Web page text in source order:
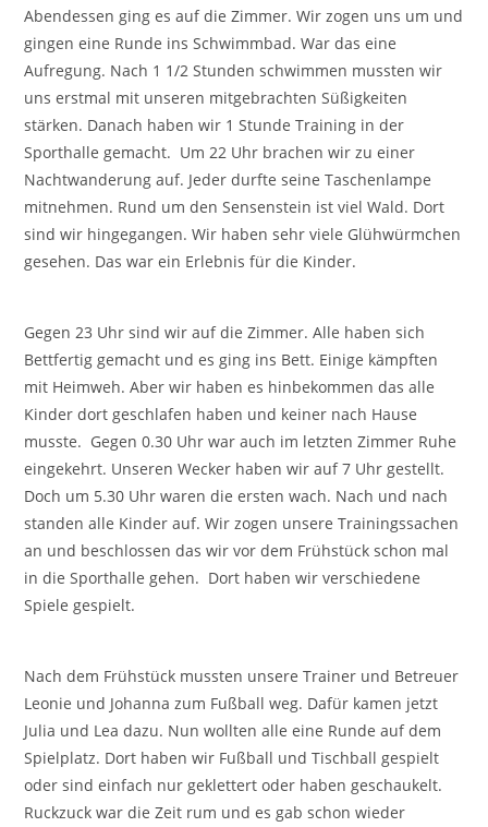
Abendessen ging es auf die Zimmer. Wir zogen uns um und
gingen eine Runde ins Schwimmbad. War das eine
Aufregung. Nach 1 1/2 Stunden schwimmen mussten wir
uns erstmal mit unseren mitgebrachten Süßigkeiten
stärken. Danach haben wir 1 Stunde Training in der
Sporthalle gemacht. Um 22 Uhr brachen wir zu einer
Nachtwanderung auf. Jeder durfte seine Taschenlampe
mitnehmen. Rund um den Sensenstein ist viel Wald. Dort
sind wir hingegangen. Wir haben sehr viele Glühwürmchen
gesehen. Das war ein Erlebnis für die Kinder.
Gegen 23 Uhr sind wir auf die Zimmer. Alle haben sich
Bettfertig gemacht und es ging ins Bett. Einige kämpften
mit Heimweh. Aber wir haben es hinbekommen das alle
Kinder dort geschlafen haben und keiner nach Hause
musste. Gegen 0.30 Uhr war auch im letzten Zimmer Ruhe
eingekehrt. Unseren Wecker haben wir auf 7 Uhr gestellt.
Doch um 5.30 Uhr waren die ersten wach. Nach und nach
standen alle Kinder auf. Wir zogen unsere Trainingssachen
an und beschlossen das wir vor dem Frühstück schon mal
in die Sporthalle gehen. Dort haben wir verschiedene
Spiele gespielt.
Nach dem Frühstück mussten unsere Trainer und Betreuer
Leonie und Johanna zum Fußball weg. Dafür kamen jetzt
Julia und Lea dazu. Nun wollten alle eine Runde auf dem
Spielplatz. Dort haben wir Fußball und Tischball gespielt
oder sind einfach nur geklettert oder haben geschaukelt.
Ruckzuck war die Zeit rum und es gab schon wieder